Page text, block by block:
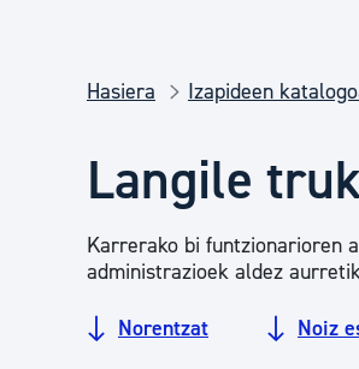
Haurrak eta gazteak
Hasiera Izapideen
Langile
Karrerako bi funtzionarioren
administrazioek aldez
Norentzat Noiz